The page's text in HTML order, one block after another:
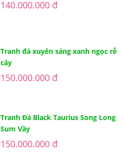
140.000.000 đ
Tranh đá xuyên sáng xanh ngọc rễ
cây
150.000.000 đ
Tranh Đá Black Taurius Song Long
Sum Vầy
150.000.000 đ